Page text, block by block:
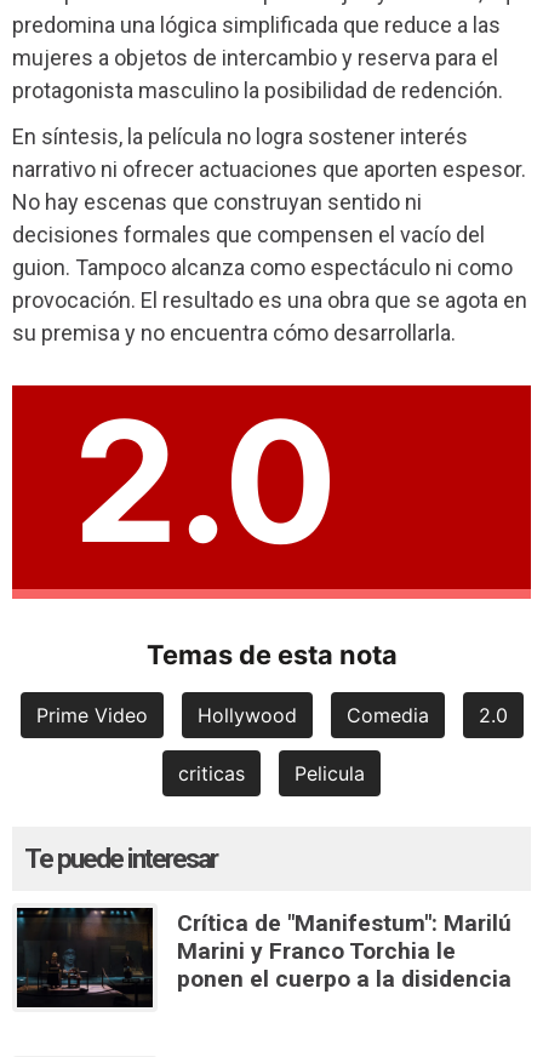
predomina una lógica simplificada que reduce a las
mujeres a objetos de intercambio y reserva para el
protagonista masculino la posibilidad de redención.
En síntesis, la película no logra sostener interés
narrativo ni ofrecer actuaciones que aporten espesor.
No hay escenas que construyan sentido ni
decisiones formales que compensen el vacío del
guion. Tampoco alcanza como espectáculo ni como
provocación. El resultado es una obra que se agota en
su premisa y no encuentra cómo desarrollarla.
2.0
Temas de esta nota
Prime Video Hollywood Comedia 2.0
criticas Pelicula
Te puede interesar
Crítica de "Manifestum": Marilú
Marini y Franco Torchia le
ponen el cuerpo a la disidencia